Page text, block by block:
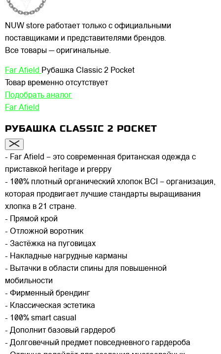
NUW store работает только с официальными
поставщиками и представителями брендов.
Все товары — оригинальные.
Far Afield Рубашка Classic 2 Pocket
Товар временно отсутствует
Подобрать аналог
Far Afield
РУБАШКА CLASSIC 2 POCKET
- Far Afield – это современная британская одежда с
приставкой heritage и preppy
- 100% плотный органический хлопок BCI – организация,
которая продвигает лучшие стандарты выращивания
хлопка в 21 стране.
- Прямой крой
- Отложной воротник
- Застёжка на пуговицах
- Накладные нагрудные карманы
- Вытачки в области спины для повышенной
мобильности
- Фирменный брендинг
- Классическая эстетика
- 100% smart casual
- Дополнит базовый гардероб
- Долговечный предмет повседневного гардероба